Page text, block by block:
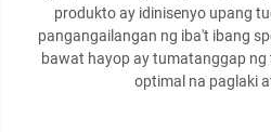
produkto ay idinisenyo upang
pangangailangan ng iba't ibang
bawat hayop ay tumatanggap
optimal na paglaki